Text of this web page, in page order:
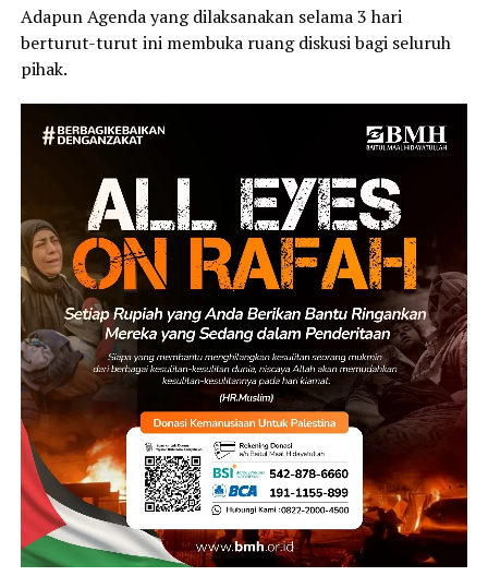
Adapun Agenda yang dilaksanakan selama 3 hari
berturut-turut ini membuka ruang diskusi bagi seluruh
pihak.